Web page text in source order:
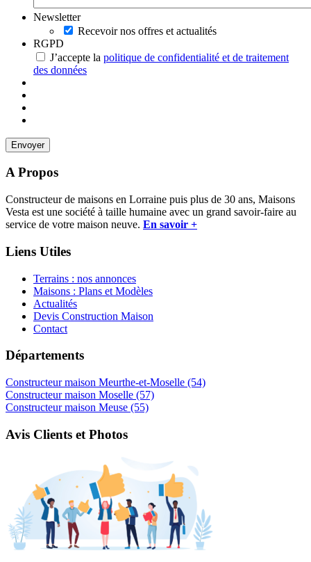
Newsletter
Recevoir nos offres et actualités
RGPD
J’accepte la politique de confidentialité et de traitement
des données
A Propos
Constructeur de maisons en Lorraine puis plus de 30 ans, Maisons
Vesta est une société à taille humaine avec un grand savoir-faire au
service de votre maison neuve. En savoir +
Liens Utiles
Terrains : nos annonces
Maisons : Plans et Modèles
Actualités
Devis Construction Maison
Contact
Départements
Constructeur maison Meurthe-et-Moselle (54)
Constructeur maison Moselle (57)
Constructeur maison Meuse (55)
Avis Clients et Photos